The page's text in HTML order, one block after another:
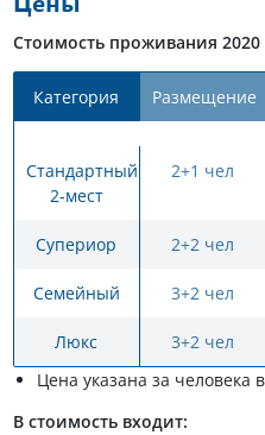
Стоимость проживания 2020
Категория Размещение
Стандартный
2-мест
2+1 чел
Супериор 2+2 чел
Семейный 3+2 чел
Люкс 3+2 чел
Цена указана за человека
В стоимость входит: